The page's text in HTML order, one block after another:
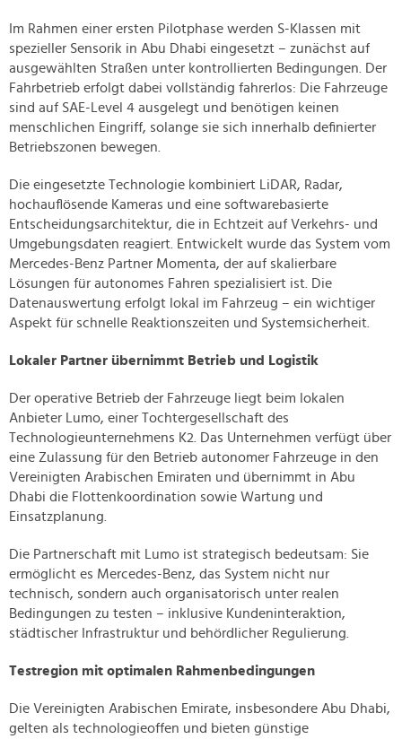
Im Rahmen einer ersten Pilotphase werden S-Klassen mit
spezieller Sensorik in Abu Dhabi eingesetzt – zunächst auf
ausgewählten Straßen unter kontrollierten Bedingungen. Der
Fahrbetrieb erfolgt dabei vollständig fahrerlos: Die Fahrzeuge
sind auf SAE-Level 4 ausgelegt und benötigen keinen
menschlichen Eingriff, solange sie sich innerhalb definierter
Betriebszonen bewegen.
Die eingesetzte Technologie kombiniert LiDAR, Radar,
hochauflösende Kameras und eine softwarebasierte
Entscheidungsarchitektur, die in Echtzeit auf Verkehrs- und
Umgebungsdaten reagiert. Entwickelt wurde das System vom
Mercedes-Benz Partner Momenta, der auf skalierbare
Lösungen für autonomes Fahren spezialisiert ist. Die
Datenauswertung erfolgt lokal im Fahrzeug – ein wichtiger
Aspekt für schnelle Reaktionszeiten und Systemsicherheit.
Lokaler Partner übernimmt Betrieb und Logistik
Der operative Betrieb der Fahrzeuge liegt beim lokalen
Anbieter Lumo, einer Tochtergesellschaft des
Technologieunternehmens K2. Das Unternehmen verfügt über
eine Zulassung für den Betrieb autonomer Fahrzeuge in den
Vereinigten Arabischen Emiraten und übernimmt in Abu
Dhabi die Flottenkoordination sowie Wartung und
Einsatzplanung.
Die Partnerschaft mit Lumo ist strategisch bedeutsam: Sie
ermöglicht es Mercedes-Benz, das System nicht nur
technisch, sondern auch organisatorisch unter realen
Bedingungen zu testen – inklusive Kundeninteraktion,
städtischer Infrastruktur und behördlicher Regulierung.
Testregion mit optimalen Rahmenbedingungen
Die Vereinigten Arabischen Emirate, insbesondere Abu Dhabi,
gelten als technologieoffen und bieten günstige